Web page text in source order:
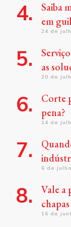
Saiba
em
24 de
as
20 de
Corte
pena?
14 de
6 de
Vale a
16 de